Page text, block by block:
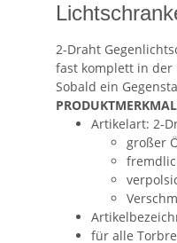
2-Draht
fast komplett in der
Sobald ein
Artikelart: 2-
großer
für alle